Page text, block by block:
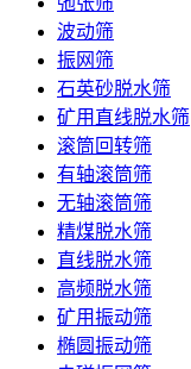
波动筛
振网筛
石英砂脱水筛
矿用直线脱水筛
滚筒回转筛
有轴滚筒筛
无轴滚筒筛
精煤脱水筛
直线脱水筛
高频脱水筛
矿用振动筛
椭圆振动筛